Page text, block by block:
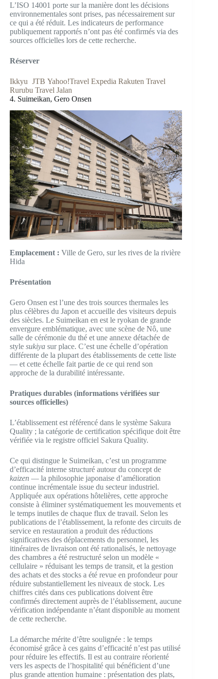
L’ISO 14001 porte sur la manière dont les décisions
environnementales sont prises, pas nécessairement sur
ce qui a été réduit. Les indicateurs de performance
publiquement rapportés n’ont pas été confirmés via des
sources officielles lors de cette recherche.
Réserver
Ikkyu JTB Yahoo!Travel Expedia Rakuten Travel
Rurubu Travel Jalan
4. Suimeikan, Gero Onsen
Emplacement : Ville de Gero, sur les rives de la rivière
Hida
Présentation
Gero Onsen est l’une des trois sources thermales les
plus célèbres du Japon et accueille des visiteurs depuis
des siècles. Le Suimeikan en est le ryokan de grande
envergure emblématique, avec une scène de Nô, une
salle de cérémonie du thé et une annexe détachée de
style sukiya sur place. C’est une échelle d’opération
différente de la plupart des établissements de cette liste
— et cette échelle fait partie de ce qui rend son
approche de la durabilité intéressante.
Pratiques durables (informations vérifiées sur
sources officielles)
L’établissement est référencé dans le système Sakura
Quality ; la catégorie de certification spécifique doit être
vérifiée via le registre officiel Sakura Quality.
Ce qui distingue le Suimeikan, c’est un programme
d’efficacité interne structuré autour du concept de
kaizen — la philosophie japonaise d’amélioration
continue incrémentale issue du secteur industriel.
Appliquée aux opérations hôtelières, cette approche
consiste à éliminer systématiquement les mouvements et
le temps inutiles de chaque flux de travail. Selon les
publications de l’établissement, la refonte des circuits de
service en restauration a produit des réductions
significatives des déplacements du personnel, les
itinéraires de livraison ont été rationalisés, le nettoyage
des chambres a été restructuré selon un modèle «
cellulaire » réduisant les temps de transit, et la gestion
des achats et des stocks a été revue en profondeur pour
réduire substantiellement les niveaux de stock. Les
chiffres cités dans ces publications doivent être
confirmés directement auprès de l’établissement, aucune
vérification indépendante n’étant disponible au moment
de cette recherche.
La démarche mérite d’être soulignée : le temps
économisé grâce à ces gains d’efficacité n’est pas utilisé
pour réduire les effectifs. Il est au contraire réorienté
vers les aspects de l’hospitalité qui bénéficient d’une
plus grande attention humaine : présentation des plats,